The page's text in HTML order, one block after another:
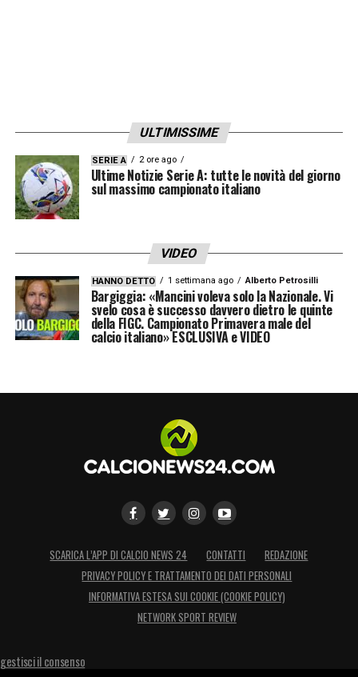
ULTIMISSIME
SERIE A 2 ore ago
Ultime Notizie Serie A: tutte le novità del giorno
sul massimo campionato italiano
VIDEO
HANNO DETTO 1 settimana ago Alberto Petrosilli
Bargiggia: «Mancini voleva solo la Nazionale. Vi
svelo cosa è successo davvero dietro le quinte
della FIGC. Campionato Primavera male del
calcio italiano» ESCLUSIVA e VIDEO
SCARICA L’APP DI CALCIO NEWS 24 CONTATTI
REDAZIONE
PRIVACY POLICY E TRATTAMENTO DEI DATI PERSONALI
INFORMATIVA ESTESA SUI COOKIE (COOKIE POLICY)
NETWORK SPORT REVIEW
gestisci il consenso